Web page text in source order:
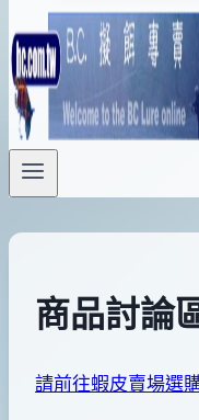
商品討論
請前往蝦皮賣場選